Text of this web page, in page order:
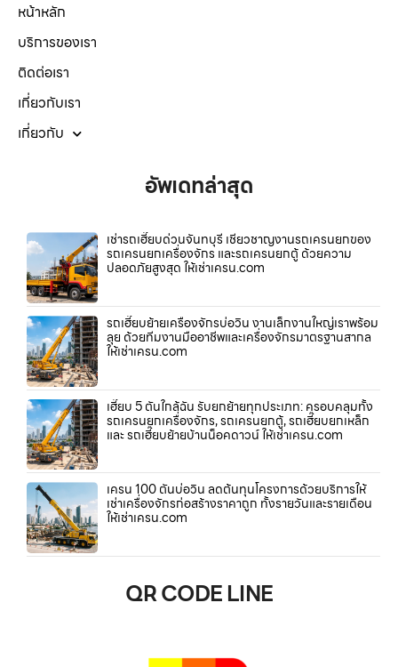
หน้าหลัก
บริการของเรา
ติดต่อเรา
เกี่ยวกับเรา
เกี่ยวกับ
อัพเดทล่าสุด
เช่ารถเฮี๊ยบด่วนจันทบุรี เชี่ยวชาญงานรถเครนยกของ
รถเครนยกเครื่องจักร และรถเครนยกตู้ ด้วยความ
ปลอดภัยสูงสุด ให้เช่าเครน.com
รถเฮี๊ยบย้ายเครื่องจักรบ่อวิน งานเล็กงานใหญ่เราพร้อม
ลุย ด้วยทีมงานมืออาชีพและเครื่องจักรมาตรฐานสากล
ให้เช่าเครน.com
เฮี๊ยบ 5 ตันใกล้ฉัน รับยกย้ายทุกประเภท: ครอบคลุมทั้ง
รถเครนยกเครื่องจักร, รถเครนยกตู้, รถเฮี๊ยบยกเหล็ก
และ รถเฮี๊ยบย้ายบ้านน็อคดาวน์ ให้เช่าเครน.com
เครน 100 ตันบ่อวิน ลดต้นทุนโครงการด้วยบริการให้
เช่าเครื่องจักรก่อสร้างราคาถูก ทั้งรายวันและรายเดือน
ให้เช่าเครน.com
QR CODE LINE